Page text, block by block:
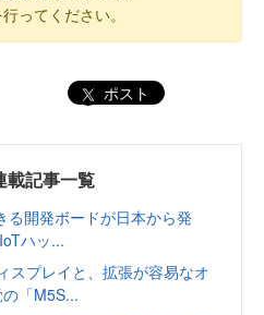
ってください。
ポスト
記事一覧
る開発ボードが日本から発
ハッ...
スプレイと、拡張が容易なオ
「M5S...